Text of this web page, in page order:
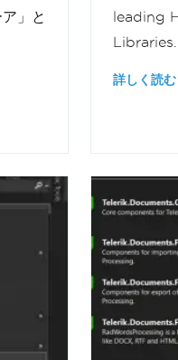
」と
leading
Libraries.
詳しく読む